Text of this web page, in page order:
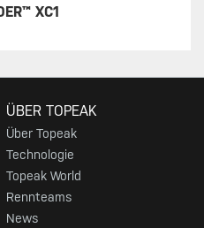
XC1
ÜBER TOPEAK
Über Topeak
Technologie
Topeak World
Rennteams
News